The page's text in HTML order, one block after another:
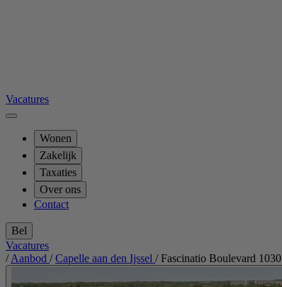
Vacatures
Wonen
Zakelijk
Taxaties
Over ons
Contact
Bel
Vacatures
/ Aanbod / Capelle aan den Ijssel / Fascinatio Boulevard 1030